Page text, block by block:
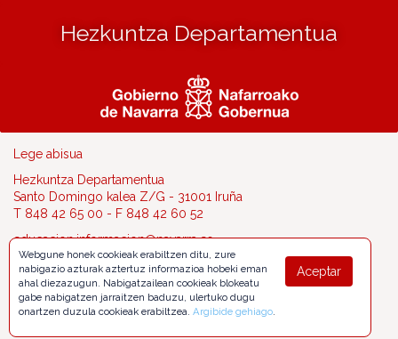
Hezkuntza Departamentua
Lege abisua
Hezkuntza Departamentua
Santo Domingo kalea Z/G - 31001 Iruña
T 848 42 65 00 - F 848 42 60 52
educacion.informacion@navarra.es
Aceptar
Webgune honek cookieak erabiltzen ditu, zure
nabigazio azturak aztertuz informazioa hobeki eman
ahal diezazugun. Nabigatzailean cookieak blokeatu
gabe nabigatzen jarraitzen baduzu, ulertuko dugu
onartzen duzula cookieak erabiltzea. Argibide gehiago.